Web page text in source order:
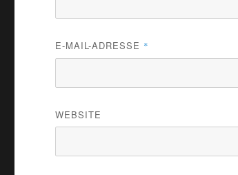
E-MAIL-ADRESSE *
WEBSITE